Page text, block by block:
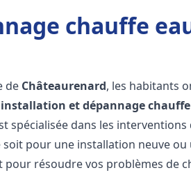
chauffe
de Châteaurenard, les habitants
installation et dépannage
spécialisée dans les
soit pour une installation neuve
pour résoudre vos problèmes de